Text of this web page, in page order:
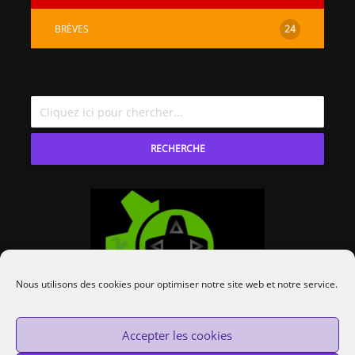
Nous utilisons des cookies pour optimiser notre site web et notre service.
Accepter les cookies
BRÈVES 24
RECHERCHE